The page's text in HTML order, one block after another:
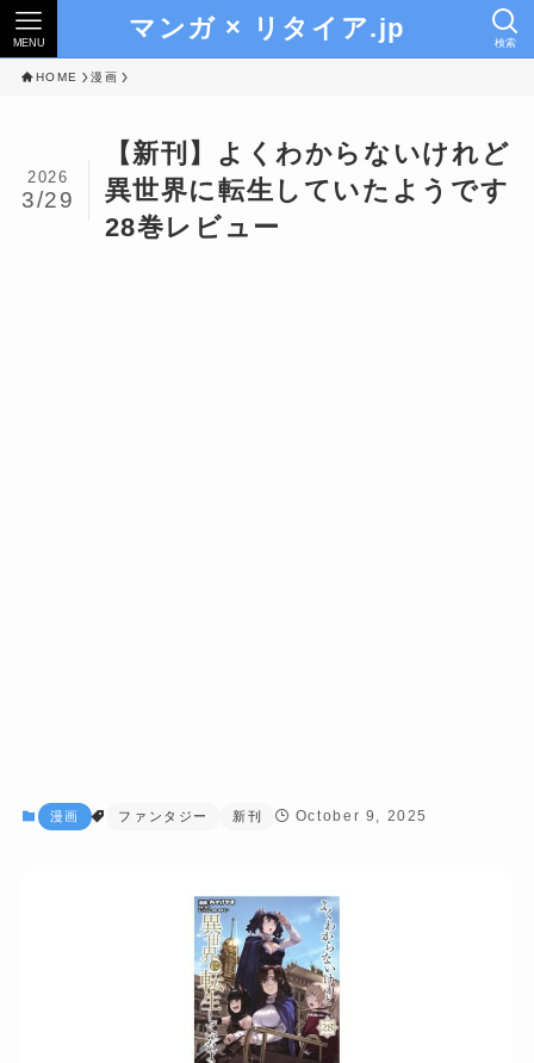
マンガ × リタイア.jp 検索
MENU
HOME 漫画
【新刊】よくわからないけれど
異世界に転生していたようです
28巻レビュー
2026
3/29
漫画 ファンタジー 新刊 October 9, 2025